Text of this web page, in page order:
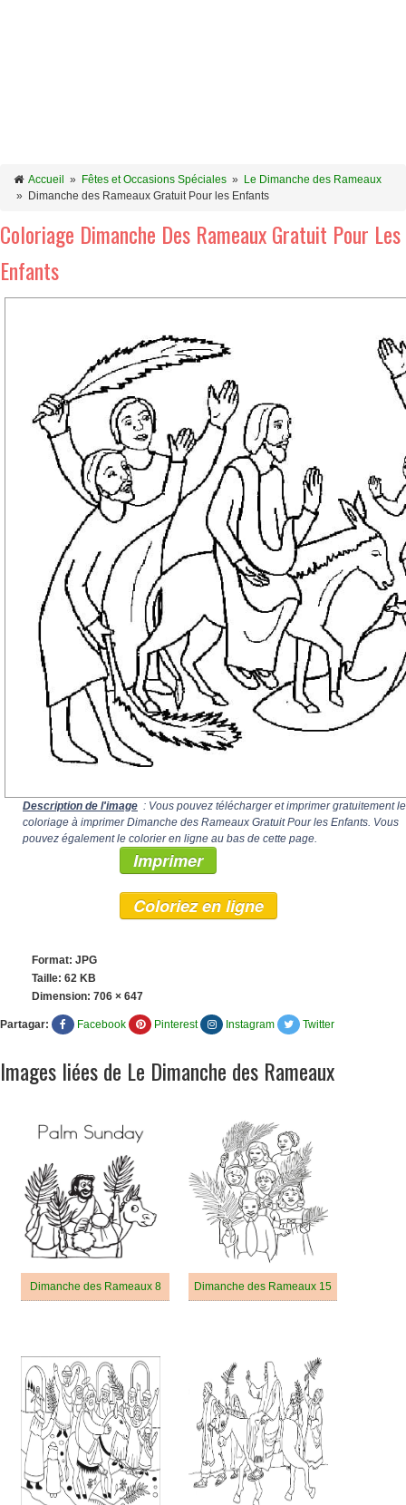
Accueil » Fêtes et Occasions Spéciales »
Le Dimanche des Rameaux
»
Dimanche des Rameaux Gratuit Pour les Enfants
Coloriage Dimanche Des Rameaux Gratuit Pour Les
Enfants
Description de l'image : Vous pouvez télécharger et imprimer gratuitement le
coloriage à imprimer Dimanche des Rameaux Gratuit Pour les Enfants. Vous
pouvez également le colorier en ligne au bas de cette page.
Imprimer
Coloriez en ligne
Format: JPG
Taille: 62 KB
Dimension: 706 × 647
Partagar: Facebook Pinterest Instagram Twitter
Images liées de Le Dimanche des Rameaux
Dimanche des Rameaux 8 Dimanche des Rameaux 15